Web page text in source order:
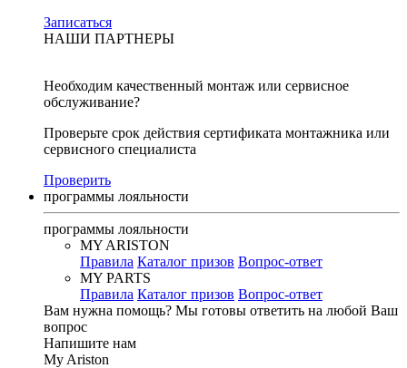
Записаться
НАШИ ПАРТНЕРЫ
Необходим качественный монтаж или сервисное
обслуживание?
Проверьте срок действия сертификата монтажника или
сервисного специалиста
Проверить
программы лояльности
программы лояльности
MY ARISTON
Правила Каталог призов Вопрос-ответ
MY PARTS
Правила Каталог призов Вопрос-ответ
Вам нужна помощь? Мы готовы ответить на любой Ваш
вопрос
Напишите нам
My Ariston